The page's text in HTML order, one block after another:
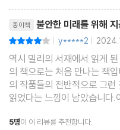
있겠지요. 저
종이책 불안한 미래를 위해
| y*****2 |
역시 밀리의 서재에서 읽게
의 책으로는 처음 만나는 책
의 작품들의 전반적으로 그
읽었다는 느낌이 남았습니다.
비롯하여 모두 8편의 작품을
서 이들 작품들은 2020년부
5명이 이 리뷰를 추천합니다.